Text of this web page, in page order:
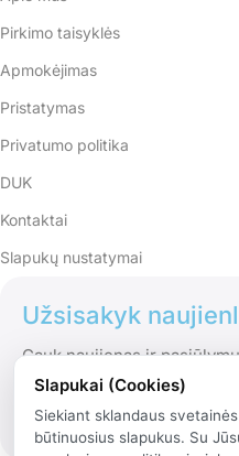
Pirkimo taisyklės
Apmokėjimas
Pristatymas
Privatumo politika
DUK
Kontaktai
Slapukų nustatymai
Užsisakyk
Gauk naujienas ir
Slapukai (Cookies)
Siekiant sklandaus
būtinuosius slapukus. Su